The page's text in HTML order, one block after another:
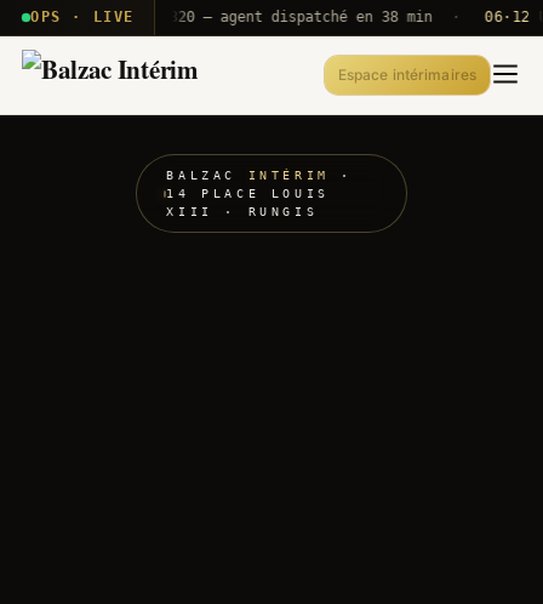
OPS · LIVE
T2E · B71 Push A320 — agent dispatché en 38 min · 06·12 UTC
Espace intérimaires
BALZAC INTÉRIM
·
14 PLACE LOUIS
XIII · RUNGIS